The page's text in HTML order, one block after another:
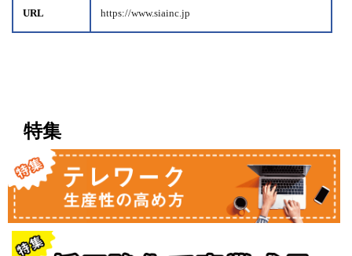
URL https://www.siainc.jp
特集